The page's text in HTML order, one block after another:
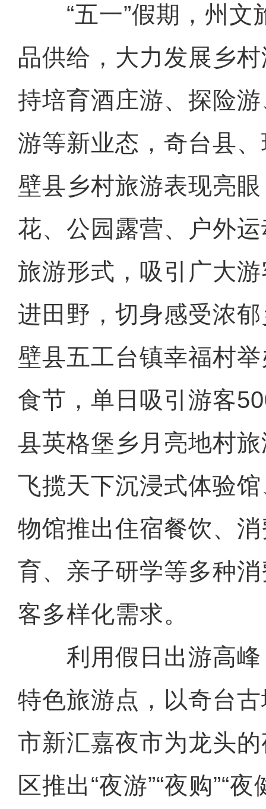
“五一”假期，州文
品供给，大力发展乡
持培育酒庄游、探险
游等新业态，奇台县
壁县乡村旅游表现亮
花、公园露营、户外
旅游形式，吸引广大
进田野，切身感受浓
壁县五工台镇幸福村
食节，单日吸引游客
县英格堡乡月亮地村
飞揽天下沉浸式体验
物馆推出住宿餐饮、
育、亲子研学等多种
客多样化需求。
利用假日出游高峰
特色旅游点，以奇台
市新汇嘉夜市为龙头
区推出“夜游”“夜购”“